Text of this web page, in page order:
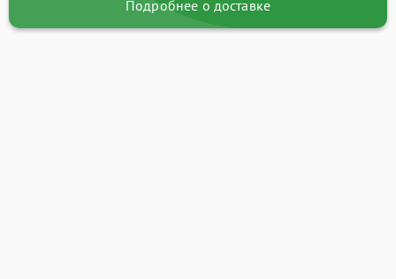
Подробнее о доставке